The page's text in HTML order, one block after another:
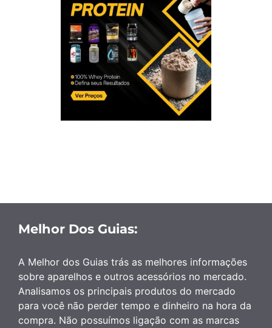
Melhor Dos Guias:
A Melhor dos Guias trás as melhores informações
sobre aparelhos e outros acessórios no mercado.
Analisamos os principais produtos do mercado
para você não perder tempo e dinheiro na hora da
compra. Não possuímos ligação com as marcas